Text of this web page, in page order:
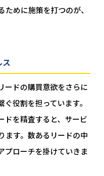
めに施策を打つのが、
ードの購買意欲をさらに
役割を担っています。
ドを精査すると、サービ
ます。数あるリードの中
プローチを掛けていきま